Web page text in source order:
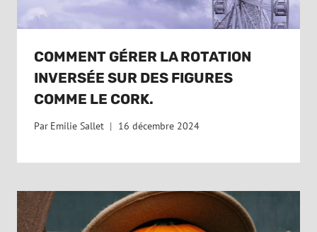
COMMENT GÉRER LA ROTATION
INVERSÉE SUR DES FIGURES
COMME LE CORK.
Par Emilie Sallet 16 décembre 2024